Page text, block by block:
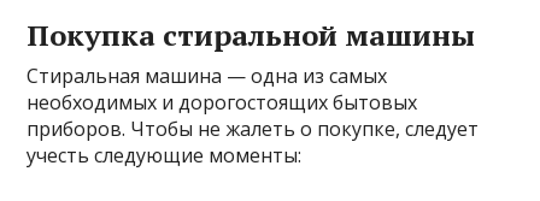
Покупка стиральной машины
Стиральная машина — одна из самых
необходимых и дорогостоящих бытовых
приборов. Чтобы не жалеть о покупке, следует
учесть следующие моменты: